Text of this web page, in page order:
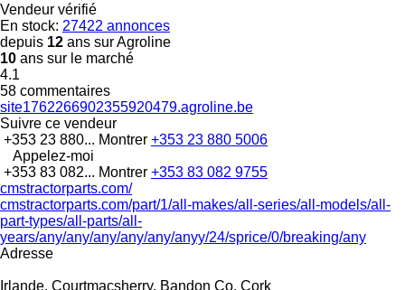
Vendeur vérifié
En stock: 27422 annonces
depuis 12 ans sur Agroline
10 ans sur le marché
4.1
58 commentaires
site1762266902355920479.agroline.be
Suivre ce vendeur
+353 23 880... Montrer +353 23 880 5006
Appelez-moi
+353 83 082... Montrer +353 83 082 9755
cmstractorparts.com/
cmstractorparts.com/part/1/all-makes/all-series/all-models/all-
part-types/all-parts/all-
years/any/any/any/any/any/anyy/24/sprice/0/breaking/any
Adresse
Irlande, Courtmacsherry, Bandon Co. Cork